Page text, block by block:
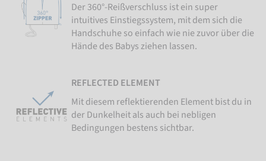
Der 360°-Reißverschluss ist ein super
intuitives Einstiegssystem, mit dem sich die
Handschuhe so einfach wie nie zuvor über die
Hände des Babys ziehen lassen.
REFLECTED ELEMENT
Mit diesem reflektierenden Element bist du in
der Dunkelheit als auch bei nebligen
Bedingungen bestens sichtbar.